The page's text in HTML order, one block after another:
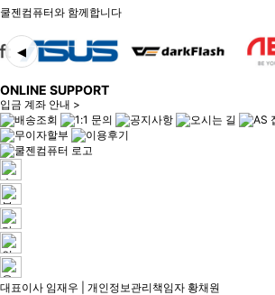
쿨젠컴퓨터와 함께합니다
◀
ONLINE SUPPORT
입금 계좌 안내 >
대표이사 임재우 | 개인정보관리책임자 황채원